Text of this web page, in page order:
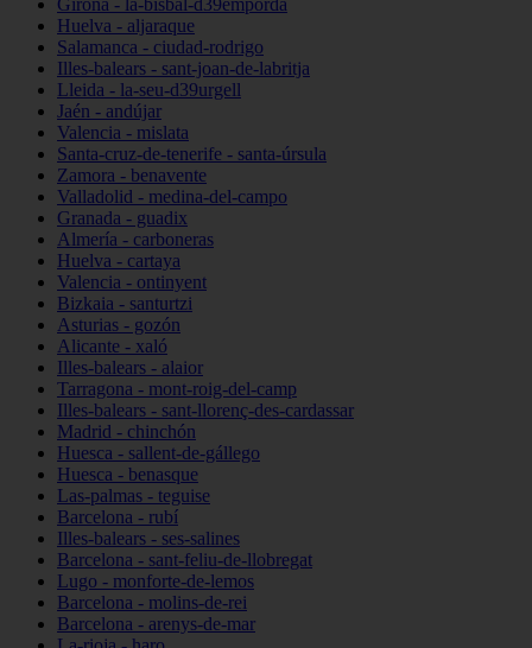
Girona - la-bisbal-d39empordà
Huelva - aljaraque
Salamanca - ciudad-rodrigo
Illes-balears - sant-joan-de-labritja
Lleida - la-seu-d39urgell
Jaén - andújar
Valencia - mislata
Santa-cruz-de-tenerife - santa-úrsula
Zamora - benavente
Valladolid - medina-del-campo
Granada - guadix
Almería - carboneras
Huelva - cartaya
Valencia - ontinyent
Bizkaia - santurtzi
Asturias - gozón
Alicante - xaló
Illes-balears - alaior
Tarragona - mont-roig-del-camp
Illes-balears - sant-llorenç-des-cardassar
Madrid - chinchón
Huesca - sallent-de-gállego
Huesca - benasque
Las-palmas - teguise
Barcelona - rubí
Illes-balears - ses-salines
Barcelona - sant-feliu-de-llobregat
Lugo - monforte-de-lemos
Barcelona - molins-de-rei
Barcelona - arenys-de-mar